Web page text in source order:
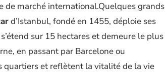
de marché international.Quelques grands
d’Istanbul, fondé en 1455, déploie ses
s’étend sur 15 hectares et demeure le plus
en passant par Barcelone ou
quartiers et reflètent la vitalité de la vie